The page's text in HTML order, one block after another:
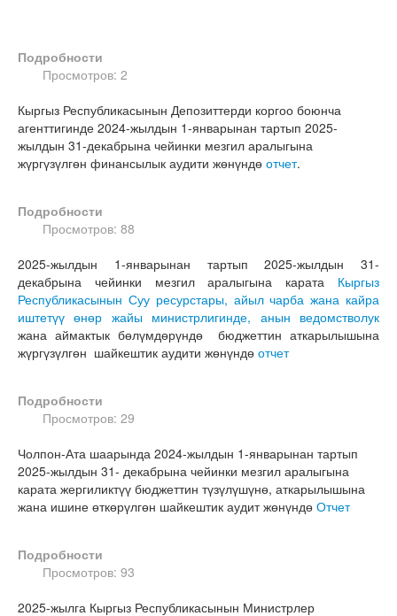
Подробности
Просмотров: 2
Кыргыз Республикасынын Депозиттерди коргоо боюнча
агенттигинде 2024-жылдын 1-январынан тартып 2025-
жылдын 31-декабрына чейинки мезгил аралыгына
жүргүзүлгөн финансылык аудити жөнүндө отчет.
Подробности
Просмотров: 88
2025-жылдын 1-январынан тартып 2025-жылдын 31-
декабрына чейинки мезгил аралыгына карата Кыргыз
Республикасынын Суу ресурстары, айыл чарба жана кайра
иштетүү өнөр жайы министрлигинде, анын ведомстволук
жана аймактык бөлүмдөрүндө бюджеттин аткарылышына
жүргүзүлгөн шайкештик аудити жөнүндө отчет
Подробности
Просмотров: 29
Чолпон-Ата шаарында 2024-жылдын 1-январынан тартып
2025-жылдын 31- декабрына чейинки мезгил аралыгына
карата жергиликтүү бюджеттин түзүлүшүнө, аткарылышына
жана ишине өткөрүлгөн шайкештик аудит жөнүндө Отчет
Подробности
Просмотров: 93
2025-жылга Кыргыз Республикасынын Министрлер